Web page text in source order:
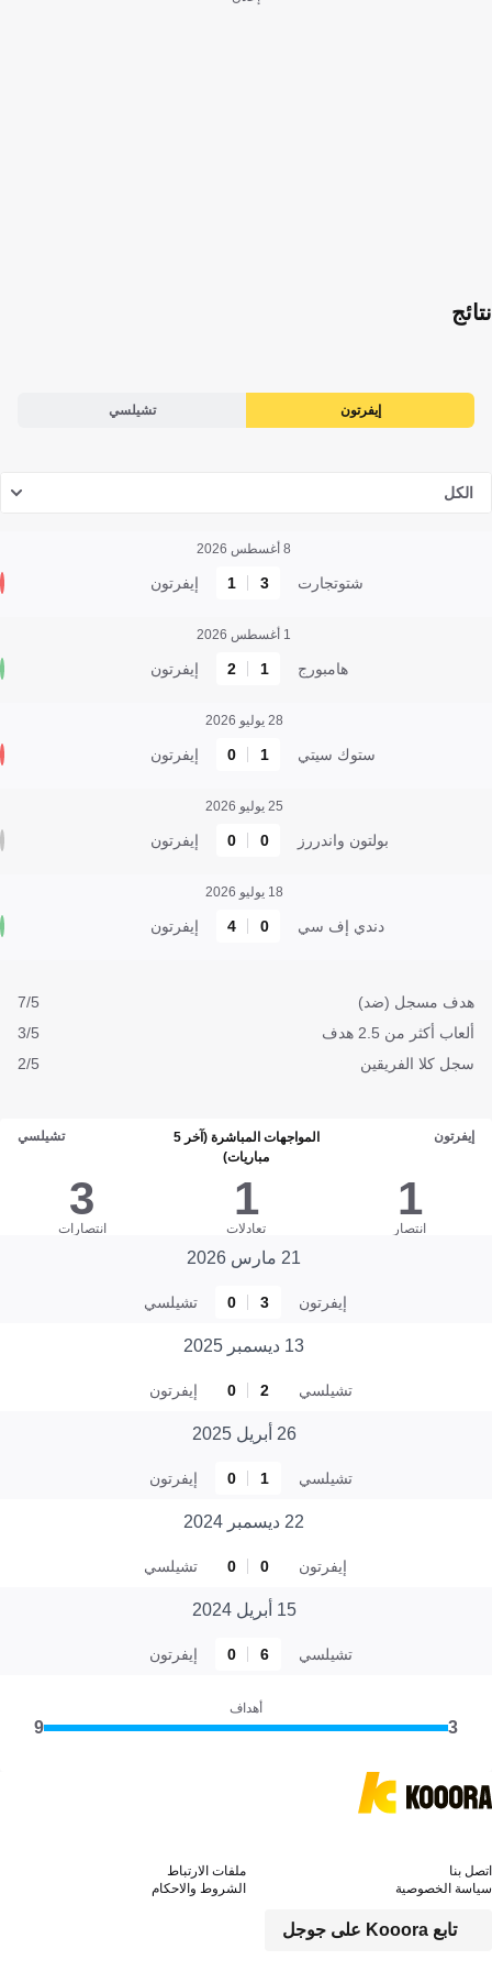
نتائج
إيفرتون تشيلسي
الكل
8 أغسطس 2026
شتوتجارت 3
1 إيفرتون
1 أغسطس 2026
هامبورج 1
2 إيفرتون
28 يوليو 2026
ستوك سيتي 1
0 إيفرتون
25 يوليو 2026
بولتون واندررز 0
0 إيفرتون
18 يوليو 2026
دندي إف سي 0
4 إيفرتون
هدف مسجل (ضد)
7/5
ألعاب أكثر من 2.5 هدف
3/5
سجل كلا الفريقين
2/5
إيفرتون
المواجهات المباشرة (آخر 5
مباريات)
تشيلسي
1
انتصار
1
تعادلات
3
انتصارات
21 مارس 2026
إيفرتون 3
0 تشيلسي
13 ديسمبر 2025
تشيلسي 2
0 إيفرتون
26 أبريل 2025
تشيلسي 1
0 إيفرتون
22 ديسمبر 2024
إيفرتون 0
0 تشيلسي
15 أبريل 2024
تشيلسي 6
0 إيفرتون
أهداف
3
9
تابع Kooora على جوجل
اتصل بنا
ملفات الارتباط
سياسة الخصوصية
الشروط والاحكام